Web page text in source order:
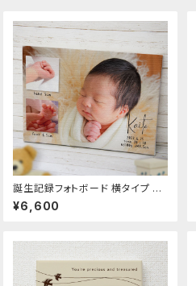
誕生記録フォトボード 横タイプ あ
んよ おてて キャンバスボード 33×
24cm 出産祝い 内祝い 記念ボー
¥6,600